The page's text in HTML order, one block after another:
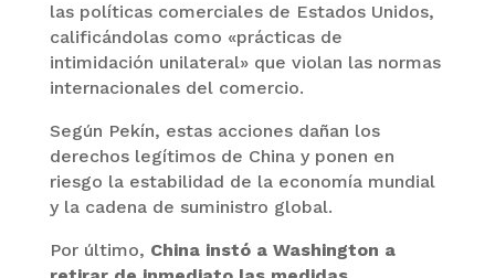
las políticas comerciales de Estados Unidos,
calificándolas como «prácticas de
intimidación unilateral» que violan las normas
internacionales del comercio.
Según Pekín, estas acciones dañan los
derechos legítimos de China y ponen en
riesgo la estabilidad de la economía mundial
y la cadena de suministro global.
Por último, China instó a Washington a